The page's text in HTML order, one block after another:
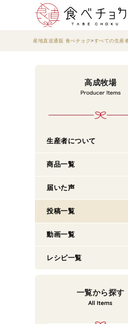
産地直送通販 食べチョク すべての生産
高成牧場
生産者について
商品一覧
届いた声
投稿一覧
動画一覧
レシピ一覧
一覧から探す